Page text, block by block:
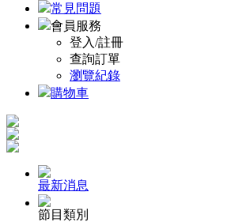
常見問題
會員服務
登入/註冊
查詢訂單
瀏覽紀錄
購物車
最新消息
節目類別